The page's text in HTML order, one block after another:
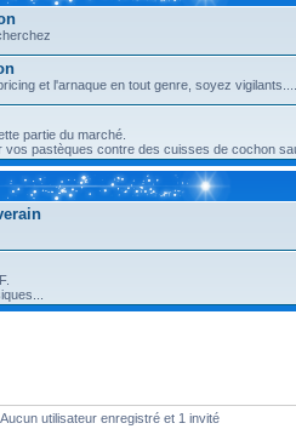
et l'arnaque en tout genre, soyez vigilants....
partie du marché.
vos pastèques contre des cuisses de cochon
utilisateur enregistré et 1 invité